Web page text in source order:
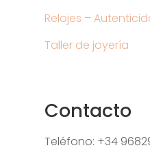
Relojes –
Taller de joyería
Contacto
Teléfono: +34